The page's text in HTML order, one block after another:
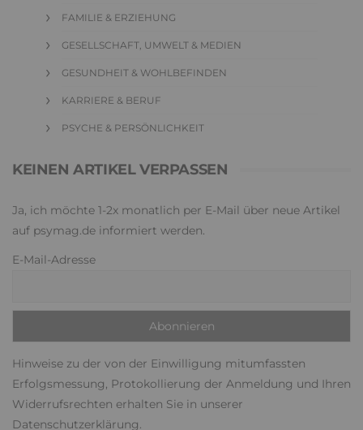
FAMILIE & ERZIEHUNG
GESELLSCHAFT, UMWELT & MEDIEN
GESUNDHEIT & WOHLBEFINDEN
KARRIERE & BERUF
PSYCHE & PERSÖNLICHKEIT
KEINEN ARTIKEL VERPASSEN
Ja, ich möchte 1-2x monatlich per E-Mail über neue Artikel
auf psymag.de informiert werden.
E-Mail-Adresse
Hinweise zu der von der Einwilligung mitumfassten
Erfolgsmessung, Protokollierung der Anmeldung und Ihren
Widerrufsrechten erhalten Sie in unserer
Datenschutzerklärung.